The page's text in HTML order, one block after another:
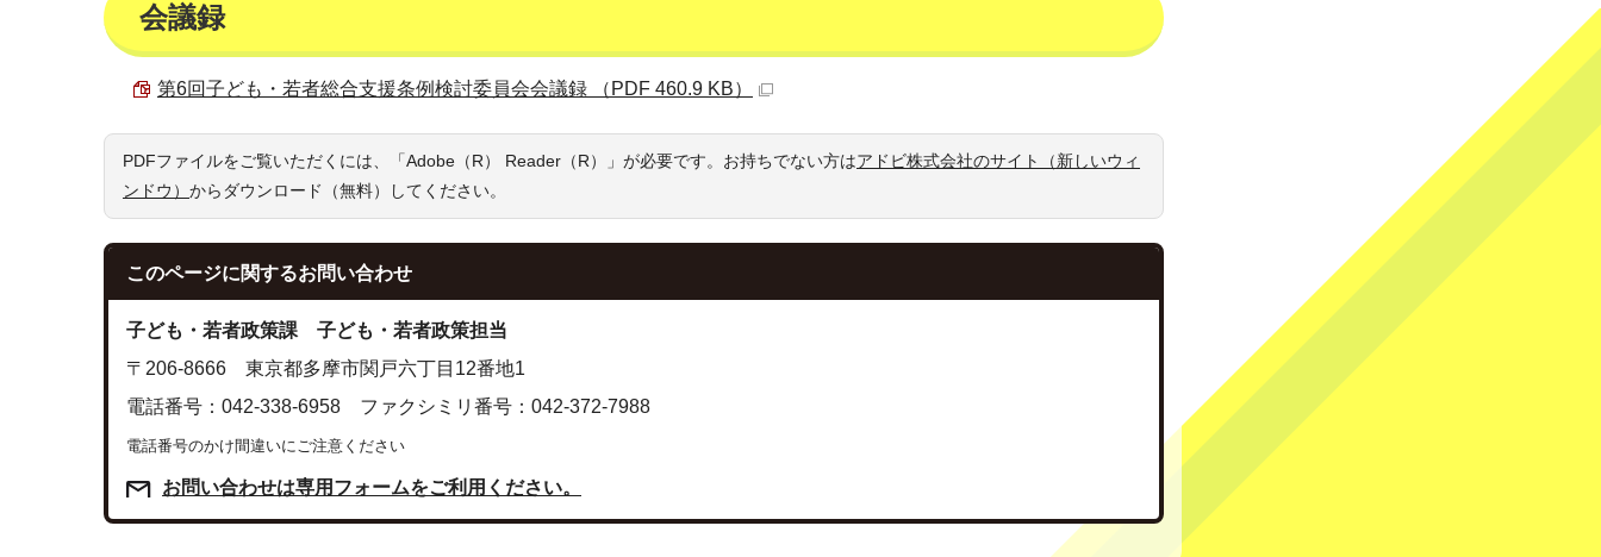
会議録
第6回子ども・若者総合支援条例検討委員会会議録 （PDF 460.9 KB）
PDFファイルをご覧いただくには、「Adobe（R） Reader（R）」が必要です。お持ちでない方はアドビ株式会社のサイト（新しいウィ
ンドウ） からダウンロード（無料）してください。
このページに関するお問い合わせ
子ども・若者政策課 子ども・若者政策担当
〒206-8666 東京都多摩市関戸六丁目12番地1
電話番号：042-338-6958 ファクシミリ番号：042-372-7988
電話番号のかけ間違いにご注意ください
お問い合わせは専用フォームをご利用ください。